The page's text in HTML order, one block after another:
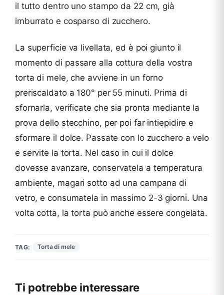
il tutto dentro uno stampo da 22 cm, già
imburrato e cosparso di zucchero.
La superficie va livellata, ed è poi giunto il
momento di passare alla cottura della vostra
torta di mele, che avviene in un forno
preriscaldato a 180° per 55 minuti. Prima di
sfornarla, verificate che sia pronta mediante la
prova dello stecchino, per poi far intiepidire e
sformare il dolce. Passate con lo zucchero a velo
e servite la torta. Nel caso in cui il dolce
dovesse avanzare, conservatela a temperatura
ambiente, magari sotto ad una campana di
vetro, e consumatela in massimo 2-3 giorni. Una
volta cotta, la torta può anche essere congelata.
TAG: Torta di mele
Ti potrebbe interessare